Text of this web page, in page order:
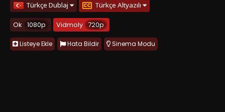
Türkçe Dublaj Türkçe Altyazılı
Ok 1080p Vidmoly 720p
Listeye Ekle Hata Bildir Sinema Modu